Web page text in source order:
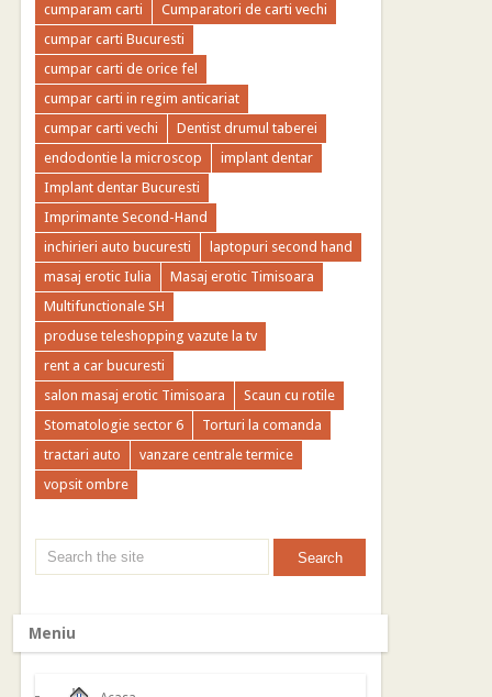
cumparam carti
Cumparatori de carti vechi
cumpar carti Bucuresti
cumpar carti de orice fel
cumpar carti in regim anticariat
cumpar carti vechi
Dentist drumul taberei
endodontie la microscop
implant dentar
Implant dentar Bucuresti
Imprimante Second-Hand
inchirieri auto bucuresti
laptopuri second hand
masaj erotic Iulia
Masaj erotic Timisoara
Multifunctionale SH
produse teleshopping vazute la tv
rent a car bucuresti
salon masaj erotic Timisoara
Scaun cu rotile
Stomatologie sector 6
Torturi la comanda
tractari auto
vanzare centrale termice
vopsit ombre
Meniu